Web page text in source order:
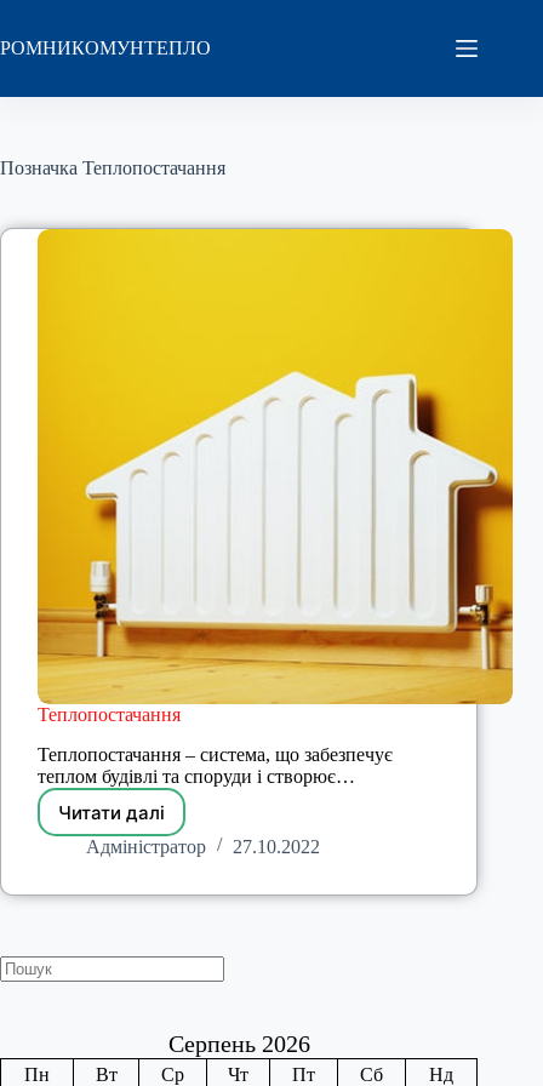
вмісту
РОМНИКОМУНТЕПЛО
Позначка Теплопостачання
Теплопостачання
Теплопостачання – система, що забезпечує
теплом будівлі та споруди і створює…
Читати даліТеплопостачання
Адміністратор 27.10.2022
Пошук
Серпень 2026
Пн Вт Ср Чт Пт Сб Нд